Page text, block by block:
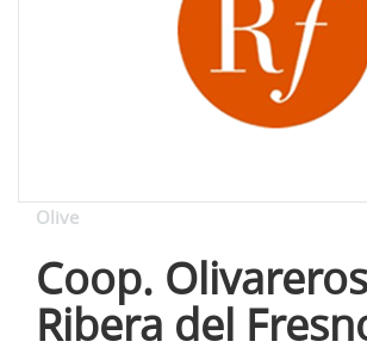
Olive
Coop.
Ribera del